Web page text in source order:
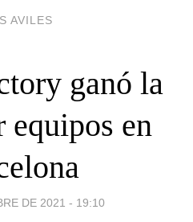
AVILES
ganó la
equipos en
DE 2021 - 19:10